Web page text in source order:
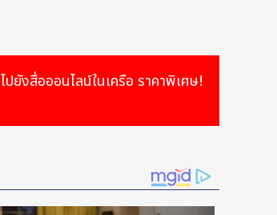
ไปยังสื่อออนไลน์ในเครือ ราคาพิเศษ!